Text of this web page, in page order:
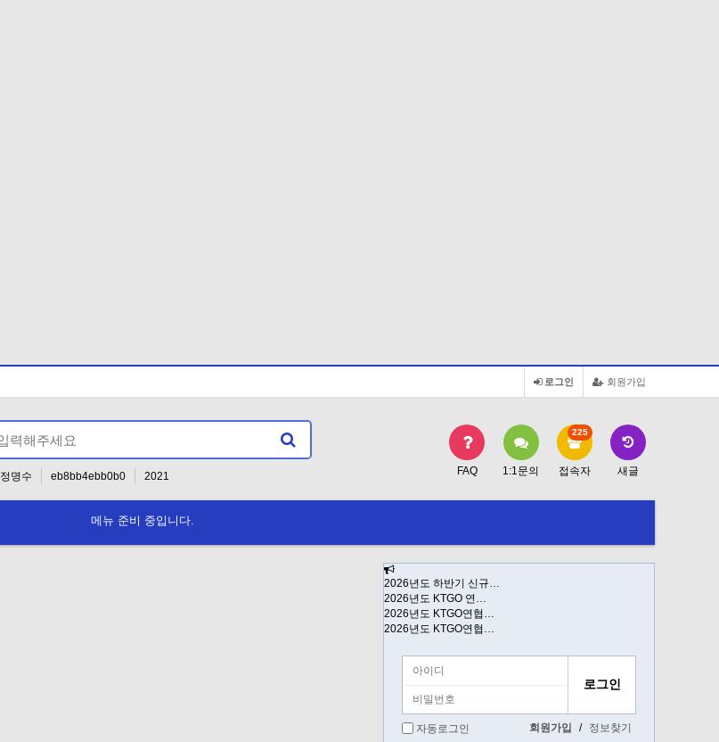
회원가입
로그인
정명수 eb8bb4ebb0b0
2021
FAQ 1:1문의 접속자
225
새글
메뉴 준비 중입니다.
2026년도 하반기 신규…
2026년도 KTGO 연…
2026년도 KTGO연협…
2026년도 KTGO연협…
자동로그인 회원가입 / 정보찾기